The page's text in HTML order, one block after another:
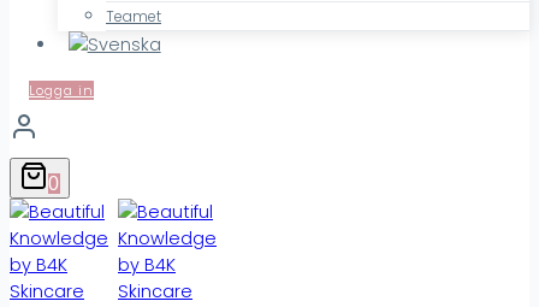
Teamet
Logga in
0